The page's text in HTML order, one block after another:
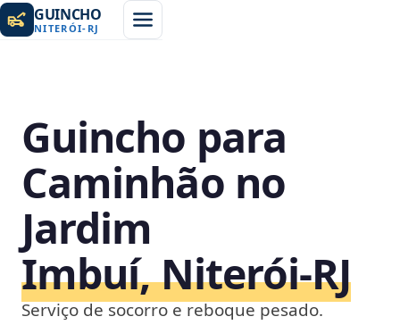
GUINCHO
NITERÓI- RJ
Guincho para
Caminhão no
Jardim
Imbuí, Niterói‑RJ
Serviço de socorro e reboque pesado.